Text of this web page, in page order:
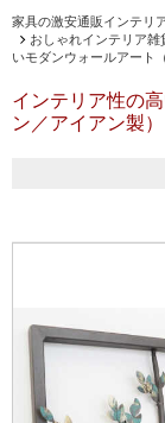
家具の激安通販インテリ
おしゃれインテリア雑
いモダンウォールアート
インテリア性の
ン／アイアン製）